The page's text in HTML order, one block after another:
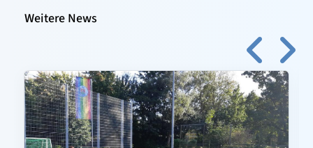
Weitere News